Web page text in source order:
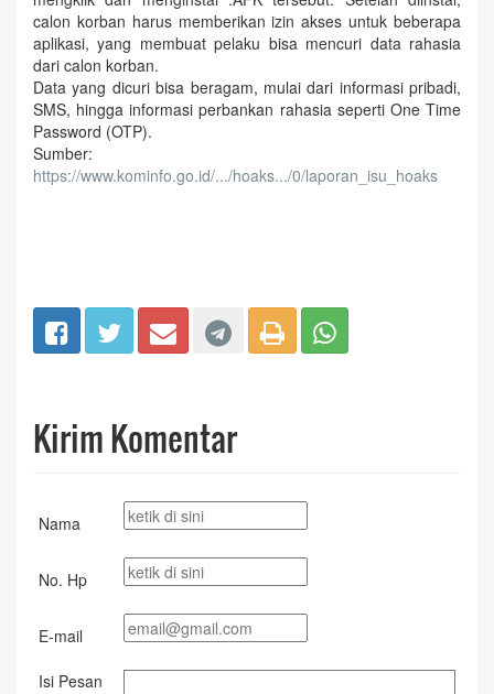
calon korban harus memberikan izin akses untuk beberapa
aplikasi, yang membuat pelaku bisa mencuri data rahasia
dari calon korban.
Data yang dicuri bisa beragam, mulai dari informasi pribadi,
SMS, hingga informasi perbankan rahasia seperti One Time
Password (OTP).
Sumber:
https://www.kominfo.go.id/.../hoaks.../0/laporan_isu_hoaks
Kirim Komentar
Nama
No. Hp
E-mail
Isi Pesan